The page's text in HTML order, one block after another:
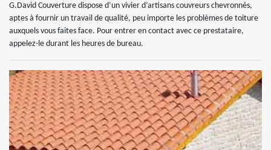
G.David Couverture dispose d’un vivier d’artisans couvreurs chevronnés,
aptes à fournir un travail de qualité, peu importe les problèmes de toiture
auxquels vous faites face. Pour entrer en contact avec ce prestataire,
appelez-le durant les heures de bureau.